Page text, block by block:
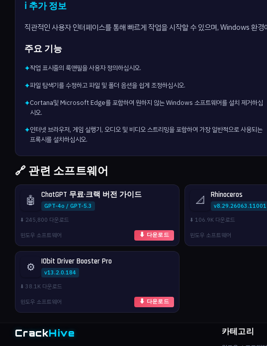
ℹ️ 추가 정보
직관적인 사용자 인터페이스를 통해 빠르게 작업을 시작할 수 있으며, Windows 환
주요 기능
✦작업 표시줄의 룩앤필을 사용자 정의하십시오.
✦파일 탐색기를 수정하고 파일 및 폴더 옵션을 쉽게 조정하십시오.
✦Cortana및 Microsoft Edge를 포함하여 원하지 않는 Windows 소프트웨어를 설치 제거하십
시오.
✦인터넷 브라우저, 게임 실행기, 오디오 및 비디오 스트리밍을 포함하여 가장 일반적으로 사용되는
프록시를 설치하십시오.
🔗 관련 소프트웨어
🤖 ChatGPT 무료·크랙 버전 가이드
GPT-4o / GPT-5.3
⬇️ 245,800 다운로드
윈도우 소프트웨어
⬇ 다운로드
📐 Rhinoceros
v8.29.26063.11001
⬇️ 106.9K 다운로드
윈도우 소프트웨어
⚙️ IObit Driver Booster Pro
v13.2.0.184
⬇️ 38.1K 다운로드
윈도우 소프트웨어
⬇ 다운로드
CrackHive 카테고리